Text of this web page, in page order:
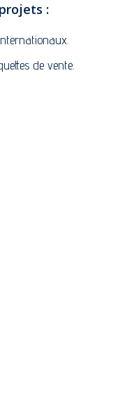
:
de vente.